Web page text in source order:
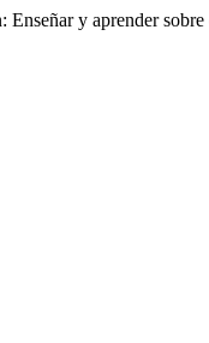
y aprender